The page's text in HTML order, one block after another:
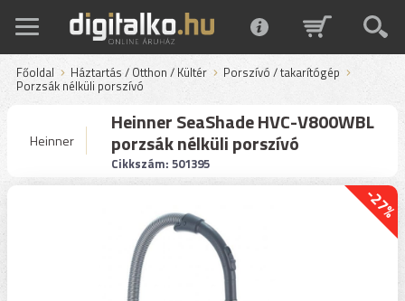
Főoldal Háztartás / Otthon / Kültér Porszívó / takarítógép
Porzsák nélküli porszívó
Heinner
Heinner SeaShade HVC-V800WBL
porzsák nélküli porszívó
Cikkszám: 501395
-27%